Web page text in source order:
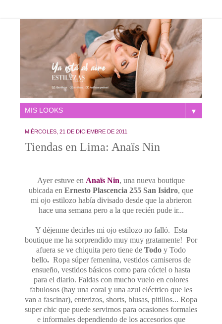
▼
MIÉRCOLES, 21 DE DICIEMBRE DE 2011
Tiendas en Lima: Anaïs Nin
Ayer estuve en Anaïs Nin, una nueva boutique
ubicada en Ernesto Plascencia 255 San Isidro, que
mi ojo estilozo había divisado desde que la abrieron
hace una semana pero a la que recién pude ir...
Y déjenme decirles mi ojo estilozo no falló. Esta
boutique me ha sorprendido muy muy gratamente! Por
afuera se ve chiquita pero tiene de Todo y Todo
bello. Ropa súper femenina, vestidos camiseros de
ensueño, vestidos básicos como para cóctel o hasta
para el diario. Faldas con mucho vuelo en colores
fabulosos (hay una coral y una azul eléctrico que les
van a fascinar), enterizos, shorts, blusas, pitillos... Ropa
super chic que puede servirnos para ocasiones formales
e informales dependiendo de los accesorios que